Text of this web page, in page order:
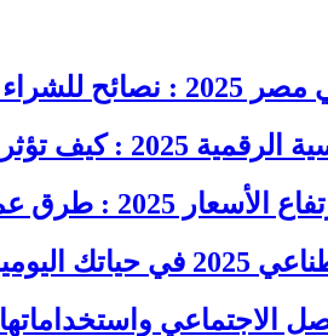
الذكي
تؤثر السوشيال ميديا على…
عملية للتوفير وإدارة المصاريف
الشامل للاستفادة…
الاجتماعي